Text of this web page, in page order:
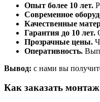
Опыт более 10 лет.
Современное
Качественные
Гарантия до 10 лет.
Прозрачные цены.
Оперативность.
Вывод: с нами вы
Как заказать